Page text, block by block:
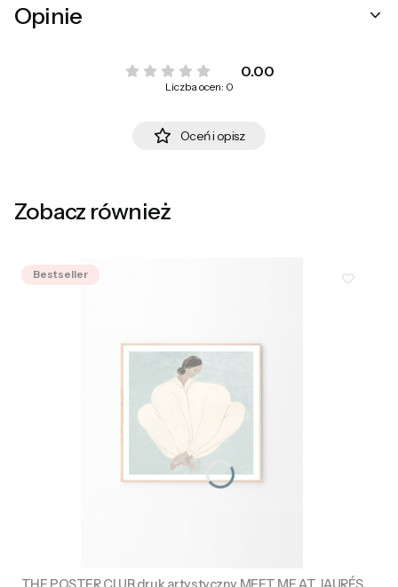
Opinie
0.00
Liczba ocen: 0
Oceń i opisz
Zobacz również
Bestseller